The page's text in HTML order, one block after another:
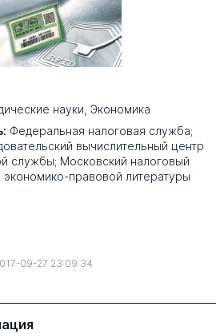
науки Экономика
Федеральная налоговая служба;
вычислительный центр
службы; Московский налоговый
экономико-правовой литературы
09-27 23:09:34